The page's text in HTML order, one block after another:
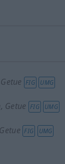
FIG UMG
Getue FIG UMG
FIG UMG